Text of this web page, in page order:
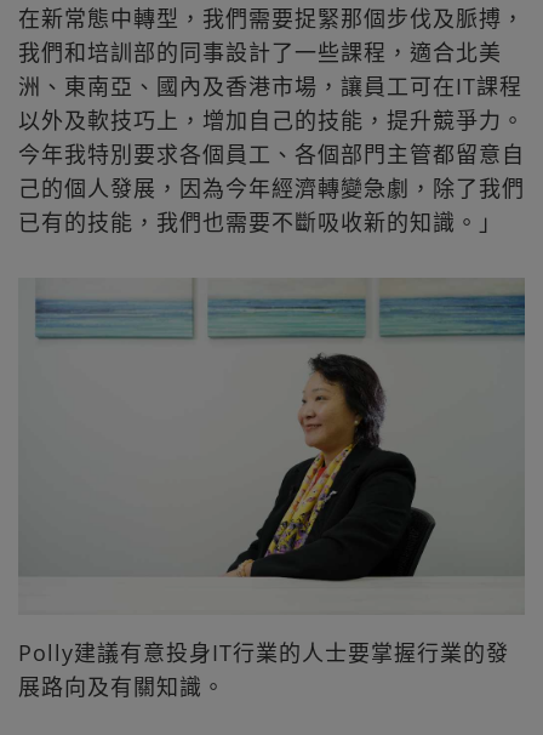
在新常態中轉型，我們需要捉緊那個步伐及脈搏，
我們和培訓部的同事設計了一些課程，適合北美
洲、東南亞、國內及香港市場，讓員工可在IT課程
以外及軟技巧上，增加自己的技能，提升競爭力。
今年我特別要求各個員工、各個部門主管都留意自
己的個人發展，因為今年經濟轉變急劇，除了我們
已有的技能，我們也需要不斷吸收新的知識。」
Polly建議有意投身IT行業的人士要掌握行業的發
展路向及有關知識。